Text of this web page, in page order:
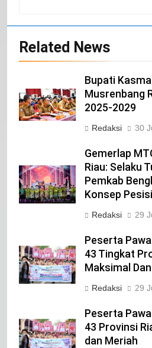
Related News
Bupati
Musrenbang
2025-2029
Redaksi 30
Gemerlap
Riau: Selaku
Pemkab
Konsep
Redaksi 29
Peserta
43 Tingkat
Maksimal
Redaksi 29
Peserta
43 Provinsi
dan Meriah
Iklan
NORMAN
PROVINSI
IKLAN
CALON
Pimpinan
Kabupaten